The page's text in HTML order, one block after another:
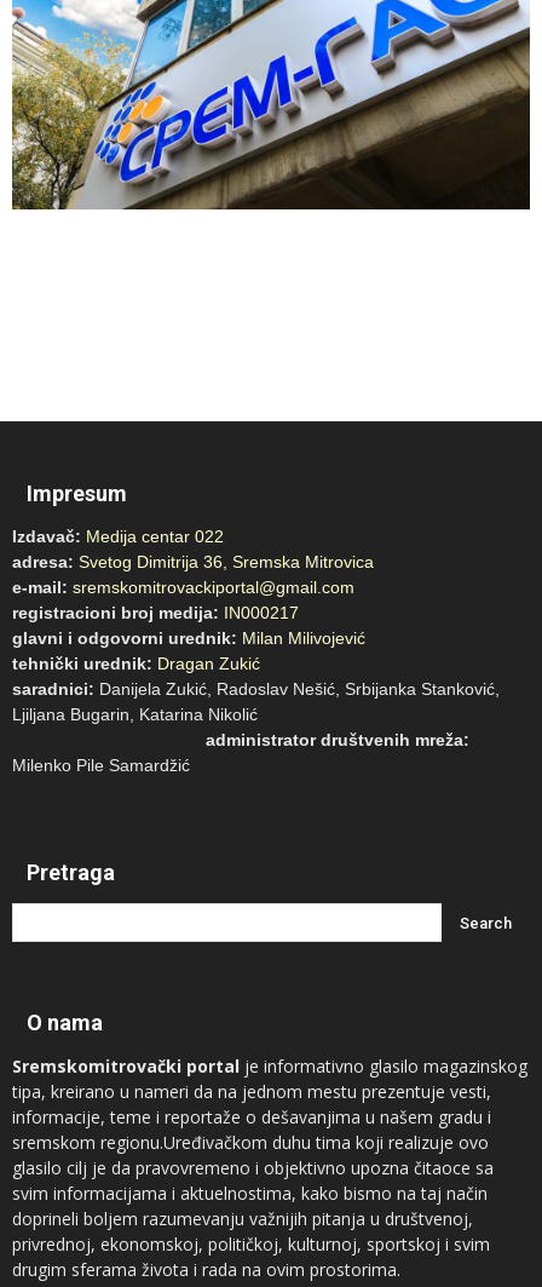
Impresum
Izdavač: Medija centar 022
adresa: Svetog Dimitrija 36, Sremska Mitrovica
e-mail: sremskomitrovackiportal@gmail.com
registracioni broj medija: IN000217
glavni i odgovorni urednik: Milan Milivojević
tehnički urednik: Dragan Zukić
saradnici: Danijela Zukić, Radoslav Nešić, Srbijanka Stanković,
Ljiljana Bugarin, Katarina Nikolić
administrator društvenih mreža:
Milenko Pile Samardžić
Pretraga
O nama
Sremskomitrovački portal je informativno glasilo magazinskog
tipa, kreirano u nameri da na jednom mestu prezentuje vesti,
informacije, teme i reportaže o dešavanjima u našem gradu i
sremskom regionu.Uređivačkom duhu tima koji realizuje ovo
glasilo cilj je da pravovremeno i objektivno upozna čitaoce sa
svim informacijama i aktuelnostima, kako bismo na taj način
doprineli boljem razumevanju važnijih pitanja u društvenoj,
privrednoj, ekonomskoj, političkoj, kulturnoj, sportskoj i svim
drugim sferama života i rada na ovim prostorima.